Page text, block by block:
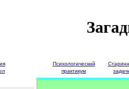
Психологический
практикум